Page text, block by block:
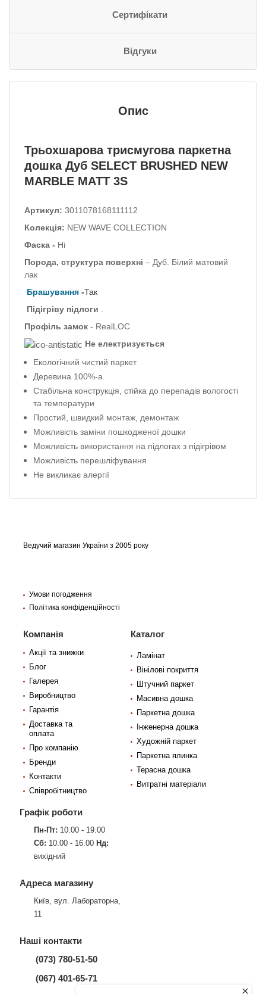
Сертифікати
Відгуки
Опис
Трьохшарова трисмугова паркетна
дошка Дуб SELECT BRUSHED NEW
MARBLE MATT 3S
Артикул: 3011078168111112
Колекція: NEW WAVE COLLECTION
Фаска - Ні
Порода, структура поверхні – Дуб. Білий матовий
лак
Брашування -Так
Підігріву підлоги
Профіль замок - RealLOC
Не електризується
Екологічний чистий паркет
Деревина 100%-а
Стабільна конструкція, стійка до перепадів вологості
та температури
Простий, швидкий монтаж, демонтаж
Можливість заміни пошкодженої дошки
Можливість використання на підлогах з підігрівом
Можливість перешліфування
Не викликає алергії
Ведучий магазин України з 2005 року
Умови погодження
Політика конфіденційності
Компанія
Акції та знижки
Блог
Галерея
Виробництво
Гарантія
Доставка та
оплата
Про компанію
Бренди
Контакти
Співробітництво
Каталог
Ламінат
Вінілові покриття
Штучний паркет
Масивна дошка
Паркетна дошка
Інженерна дошка
Художній паркет
Паркетна ялинка
Терасна дошка
Витратні матеріали
Графік роботи
Пн-Пт: 10.00 - 19.00
Сб: 10.00 - 16.00 Нд:
вихідний
Адреса магазину
Київ, вул. Лабораторна,
11
Наші контакти
(073) 780-51-50
(067) 401-65-71